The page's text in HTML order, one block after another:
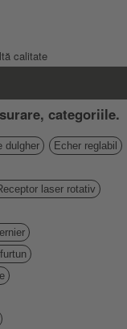
calitate
categoriile.
dulgher
Echer reglabil
laser rotativ